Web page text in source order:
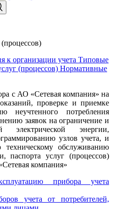
к организации учета Типовые
(процессов) Нормативные
с АО «Сетевая компания» на
проверке и приемке
неучтенного потребления
заявок на ограничение и
электрической энергии,
узлов учета, и
обслуживанию
паспорта услуг (процессов)
компания»
прибора учета
учета от потребителей,